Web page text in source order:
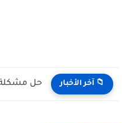
📁 آخر الأخبار